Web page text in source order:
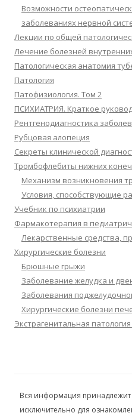
Возможности
заболеваниях нервной
Лекции по общей
Лечение болезней
Патологическая анатомия
Патология
Патофизиология. Том 2
ПСИХИАТРИЯ. Краткое
Рентгенодиагностика
Рубцовая алопеция
Секреты клинической
Тромбофлебиты нижних
Механизм возникновения
Условия, способствующие
Учебник по психиатрии
Фармакотерапия в
Лекарственные средства,
Хирургические болезни
Брюшные грыжи
Заболевание желудка и
Заболевания
Хирургические болезни
Экстрагенитальная
Вся информация принадлежит
исключительно для